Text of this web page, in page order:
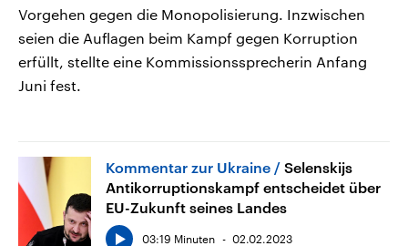
Vorgehen gegen die Monopolisierung. Inzwischen
seien die Auflagen beim Kampf gegen Korruption
erfüllt, stellte eine Kommissionssprecherin Anfang
Juni fest.
Kommentar zur Ukraine
Selenskijs
Antikorruptionskampf entscheidet über
EU-Zukunft seines Landes
03:19 Minuten 02.02.2023